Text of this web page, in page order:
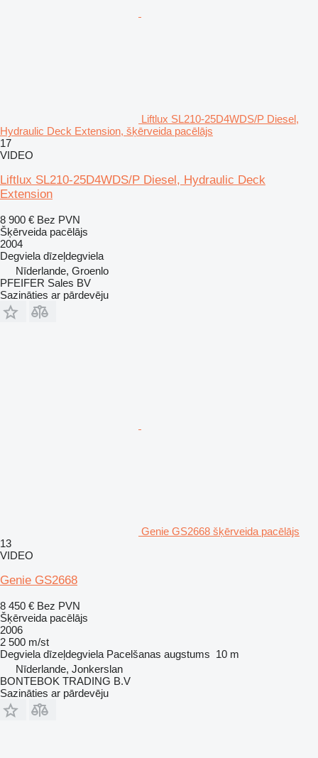
Liftlux SL210-25D4WDS/P Diesel,
Hydraulic Deck Extension, šķērveida pacēlājs
17
VIDEO
Liftlux SL210-25D4WDS/P Diesel, Hydraulic Deck
Extension
8 900 € Bez PVN
Šķērveida pacēlājs
2004
Degviela dīzeļdegviela
Nīderlande, Groenlo
PFEIFER Sales BV
Sazināties ar pārdevēju
Genie GS2668 šķērveida pacēlājs
13
VIDEO
Genie GS2668
8 450 € Bez PVN
Šķērveida pacēlājs
2006
2 500 m/st
Degviela dīzeļdegviela Pacelšanas augstums 10 m
Nīderlande, Jonkerslan
BONTEBOK TRADING B.V
Sazināties ar pārdevēju